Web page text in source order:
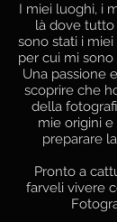
I miei luoghi, i
là dove tutto
sono stati i
per cui mi
Una passione
scoprire che
della
mie origini
preparare
Pronto a
farveli vivere